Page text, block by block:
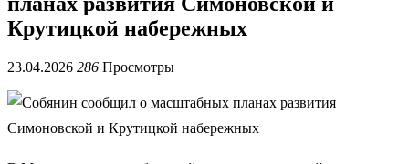
Крутицкой набережных
23.04.2026 286 Просмотры